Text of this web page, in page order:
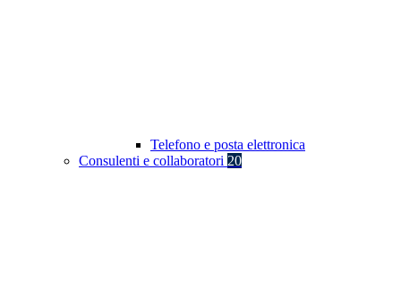
Telefono e posta elettronica
Consulenti e collaboratori 20